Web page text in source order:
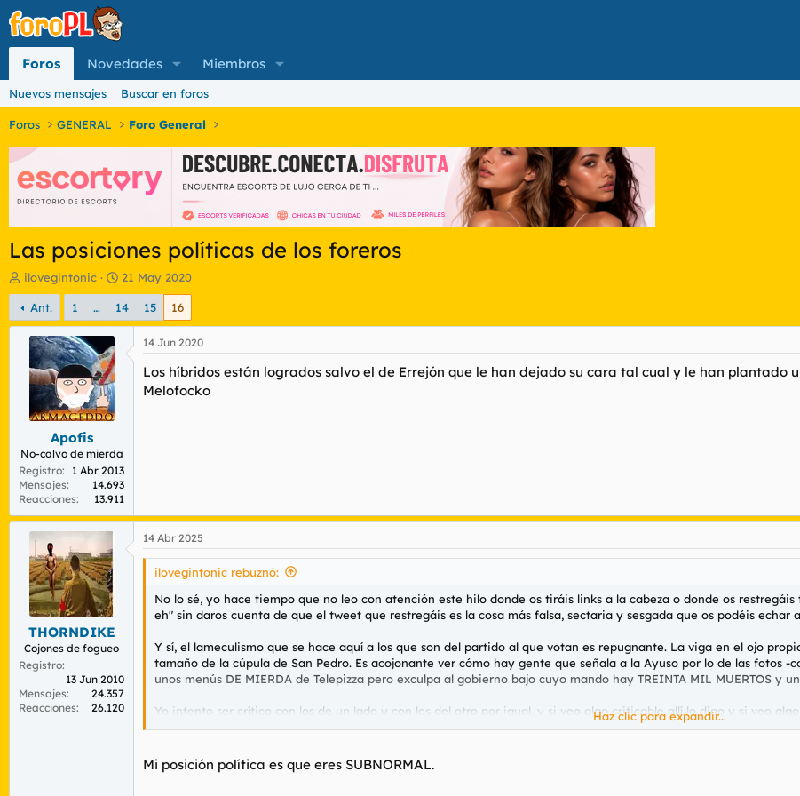
Foros Novedades Miembros
Nuevos mensajes Buscar en foros
Foros GENERAL Foro General
Las posiciones políticas de los foreros
I
n
i
c
d
o
d
l
t
e
m
a
ilovegintonic
F
e
c
h
d
i
o
21 May 2020
Ant. 1 … 14 15 16
Apofis
No-calvo de mierda
Registro
1 Abr 2013
Mensajes
14.693
Reacciones
13.911
14 Jun 2020
Los híbridos están logrados salvo el de Errejón que le han dejado su cara tal cual y le han plantado
Melofocko
THORNDIKE
Cojones de fogueo
Registro
13 Jun 2010
Mensajes
24.357
Reacciones
26.120
14 Abr 2025
ilovegintonic rebuznó:
No lo sé, yo hace tiempo que no leo con atención este hilo donde os tiráis links a la cabeza o donde os
eh" sin daros cuenta de que el tweet que restregáis es la cosa más falsa, sectaria y sesgada que os podéis echar
Y sí, el lameculismo que se hace aquí a los que son del partido al que votan es repugnante. La viga en el ojo
tamaño de la cúpula de San Pedro. Es acojonante ver cómo hay gente que señala a la Ayuso por lo de las fotos
unos menús DE MIERDA de Telepizza pero exculpa al gobierno bajo cuyo mando hay TREINTA MIL MUERTOS y
Yo intento ser crítico con los de un lado y con los del otro por igual, y si veo algo criticable allí lo digo y si veo
presuponía cierto talento y cierta inteligencia de repente se han convertido en auténticos hooligans de los
Está siendo muy acojonante todo esto, la verdad. Mucho.
Haz clic para expandir...
Mi posición política es que eres SUBNORMAL.